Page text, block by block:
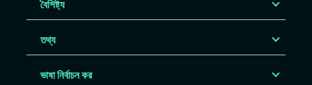
বৈশিষ্ট্য
তথ্য
ভাষা নির্বাচন কর